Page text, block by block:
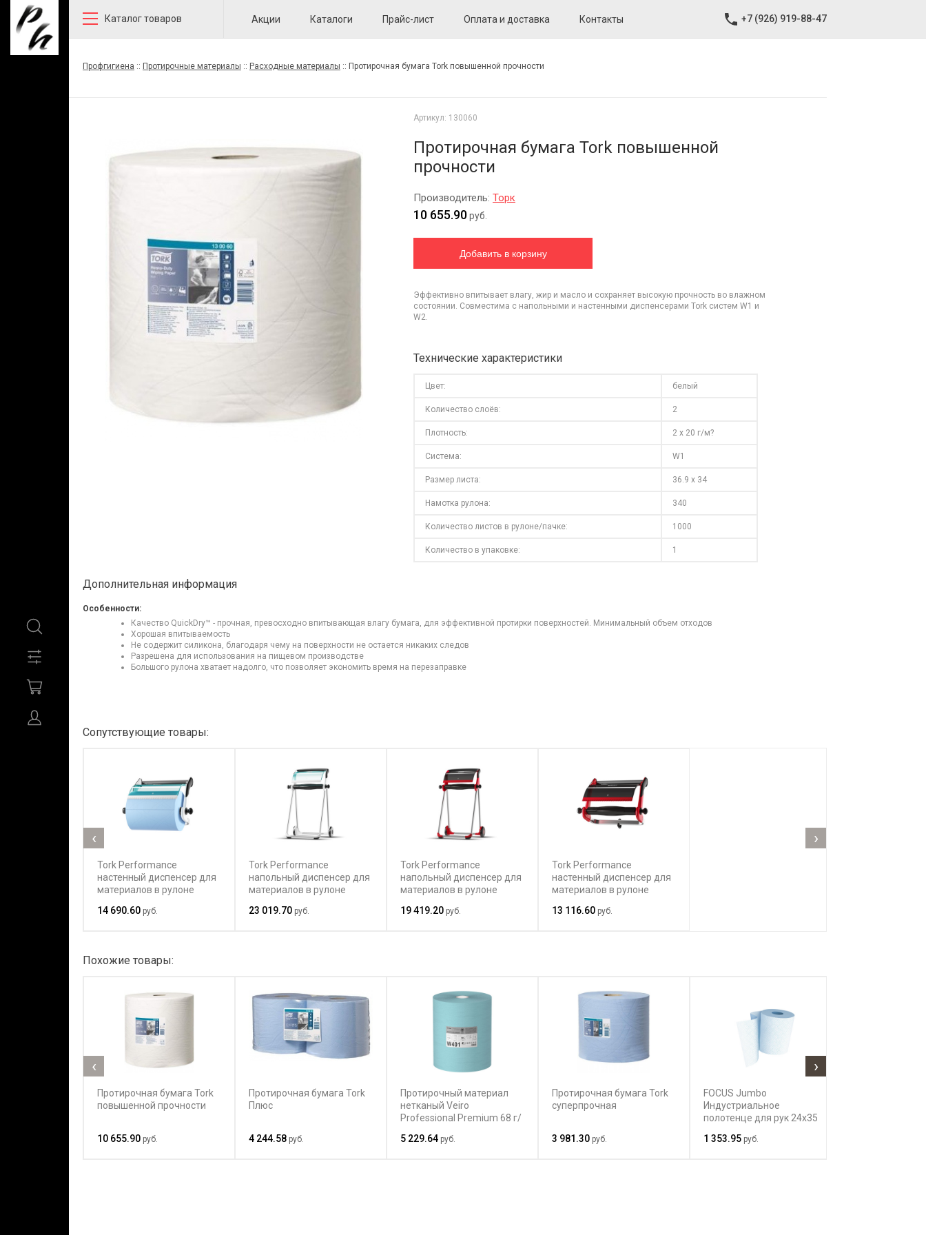
Каталог товаров Акции Каталоги Прайс-лист Оплата и доставка Контакты +7 (926) 919-88-47
Профгигиена :: Протирочные материалы :: Расходные материалы :: Протирочная бумага Tork повышенной прочности
Артикул: 130060
Протирочная бумага Tork повышенной
прочности
Производитель: Торк
10 655.90руб.
Эффективно впитывает влагу, жир и масло и сохраняет высокую прочность во влажном
состоянии. Совместима с напольными и настенными диспенсерами Tork систем W1 и
W2.
Технические характеристики
Цвет: белый
Количество слоёв: 2
Плотность: 2 x 20 г/м?
Система: W1
Размер листа: 36.9 x 34
Намотка рулона: 340
Количество листов в рулоне/пачке: 1000
Количество в упаковке: 1
Дополнительная информация
Особенности:
Качество QuickDry™ - прочная, превосходно впитывающая влагу бумага, для эффективной протирки поверхностей. Минимальный объем отходов
Хорошая впитываемость
Не содержит силикона, благодаря чему на поверхности не остается никаких следов
Разрешена для использования на пищевом производстве
Большого рулона хватает надолго, что позволяет экономить время на перезаправке
Сопутствующие товары:
Tork Performance
настенный диспенсер для
материалов в рулоне
14 690.60 руб.
Tork Performance
напольный диспенсер для
материалов в рулоне
23 019.70 руб.
Tork Performance
напольный диспенсер для
материалов в рулоне
19 419.20 руб.
Tork Performance
настенный диспенсер для
материалов в рулоне
13 116.60 руб.
‹ ›
Похожие товары:
Протирочная бумага Tork
повышенной прочности
10 655.90 руб.
Протирочная бумага Tork
Плюс
4 244.58 руб.
Протирочный материал
нетканый Veiro
Professional Premium 68 г/
5 229.64 руб.
Протирочная бумага Tork
суперпрочная
3 981.30 руб.
FOCUS Jumbo
Индустриальное
полотенце для рук 24x35
1 353.95 руб.
‹ ›